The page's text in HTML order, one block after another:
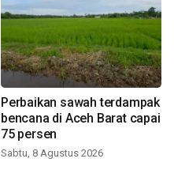
Perbaikan sawah terdampak
bencana di Aceh Barat capai
75 persen
Sabtu, 8 Agustus 2026